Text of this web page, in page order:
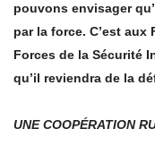
pouvons envisager
par la force. C’est aux
Forces de la Sécurité
qu’il reviendra de la
UNE COOPÉRATION